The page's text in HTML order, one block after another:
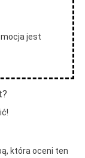
jest
która oceni ten